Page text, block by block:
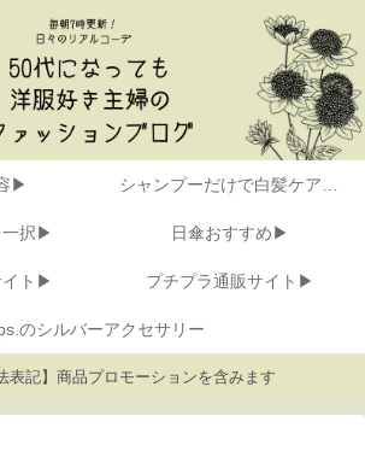
▶ シャンプーだけで白髪ケア▶
一択▶ 日傘おすすめ▶
イト▶ プチプラ通販サイト▶
のシルバーアクセサリー
表記】商品プロモーションを含みます